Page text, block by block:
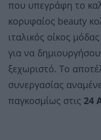
που υπεγράφη το
κορυφαίος beauty
ιταλικός οίκος
για να
ξεχωριστό. Το
συνεργασίας
παγκοσμίως στις 24